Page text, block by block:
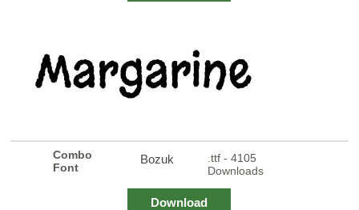
Combo
Font
Bozuk
.ttf - 4105
Downloads
Download